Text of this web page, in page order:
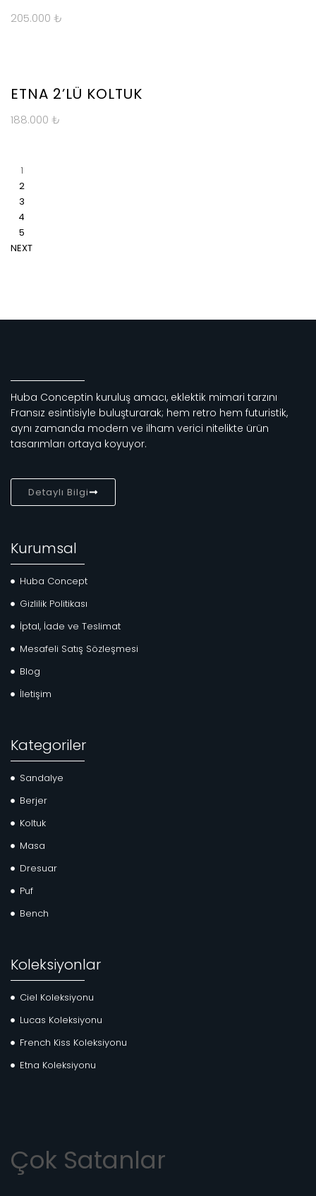
205.000 ₺
ETNA 2’LÜ KOLTUK
188.000 ₺
1
2
3
4
5
NEXT
Huba Conceptin kuruluş amacı, eklektik mimari tarzını
Fransız esintisiyle buluşturarak; hem retro hem futuristik,
aynı zamanda modern ve ilham verici nitelikte ürün
tasarımları ortaya koyuyor.
Detaylı Bilgi
Kurumsal
Huba Concept
Gizlilik Politikası
İptal, İade ve Teslimat
Mesafeli Satış Sözleşmesi
Blog
İletişim
Kategoriler
Sandalye
Berjer
Koltuk
Masa
Dresuar
Puf
Bench
Koleksiyonlar
Ciel Koleksiyonu
Lucas Koleksiyonu
French Kiss Koleksiyonu
Etna Koleksiyonu
Çok Satanlar